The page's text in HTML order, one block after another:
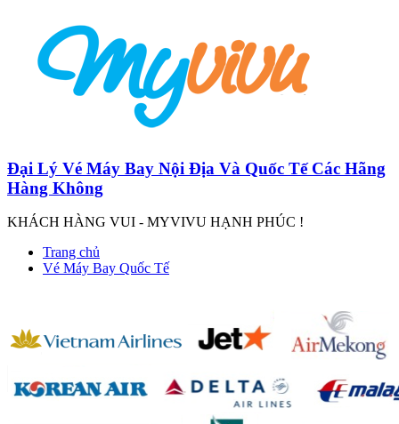
Đại Lý Vé Máy Bay Nội Địa Và Quốc Tế Các Hãng
Hàng Không
KHÁCH HÀNG VUI - MYVIVU HẠNH PHÚC !
Trang chủ
Vé Máy Bay Quốc Tế